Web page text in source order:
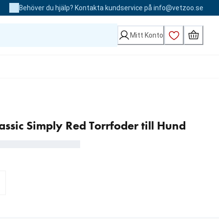
Behöver du hjälp? Kontakta kundservice på info@vetzoo.se
Mitt Konto
Simply Red Torrfoder till Hund